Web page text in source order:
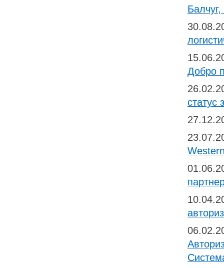
Добро
статус